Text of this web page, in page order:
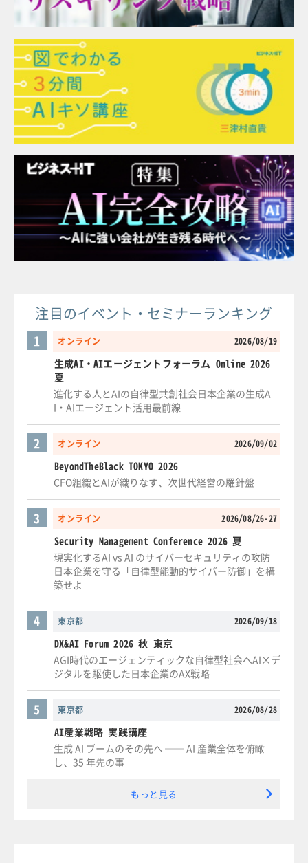
注目のイベント・セミナーランキング
オンライン 2026/08/19
1
生成AI・AIエージェントフォーラム Online 2026
夏
進化する人とAIの自律型共創社会日本企業の生成A
I・AIエージェント活用最前線
オンライン 2026/09/02
2
BeyondTheBlack TOKYO 2026
CFO組織とAIが織りなす、次世代経営の羅針盤
オンライン 2026/08/26-27
3
Security Management Conference 2026 夏
現実化するAI vs AI のサイバーセキュリティの攻防
日本企業を守る「自律型能動的サイバー防御」を構
築せよ
東京都 2026/09/18
4
DX&AI Forum 2026 秋 東京
AGI時代のエージェンティックな自律型社会へAI×デ
ジタルを駆使した日本企業のAX戦略
東京都 2026/08/28
5
AI産業戦略 実践講座
生成 AI ブームのその先へ ── AI 産業全体を俯瞰
し、35 年先の事
もっと見る